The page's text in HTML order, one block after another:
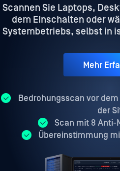
Scannen Sie Laptops,
dem Einschalten oder
Systembetriebs, selbst in
Mehr
Bedrohungsscan vor
der
Scan mit 8 Anti-
Übereinstimmung